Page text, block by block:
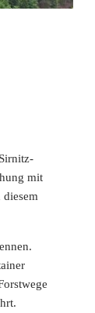
mit
diesem